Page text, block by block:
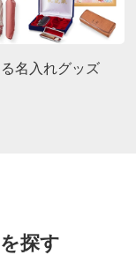
名入れグッズ
探す